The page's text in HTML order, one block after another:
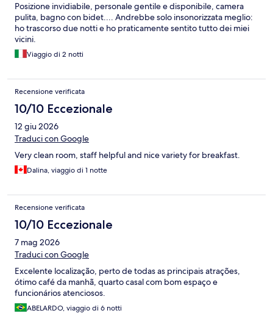
Posizione invidiabile, personale gentile e disponibile, camera
pulita, bagno con bidet.... Andrebbe solo insonorizzata meglio:
ho trascorso due notti e ho praticamente sentito tutto dei miei
vicini.
Viaggio di 2 notti
Recensione verificata
10/10 Eccezionale
12 giu 2026
Traduci con Google
Very clean room, staff helpful and nice variety for breakfast.
Dalina, viaggio di 1 notte
Recensione verificata
10/10 Eccezionale
7 mag 2026
Traduci con Google
Excelente localização, perto de todas as principais atrações,
ótimo café da manhã, quarto casal com bom espaço e
funcionários atenciosos.
ABELARDO, viaggio di 6 notti